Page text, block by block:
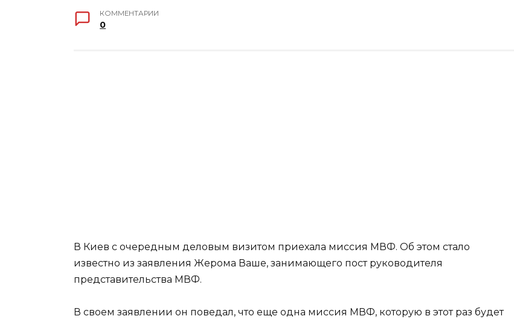
КОММЕНТАРИИ
0
В Киев с очередным деловым визитом приехала миссия МВФ. Об этом стало
известно из заявления Жерома Ваше, занимающего пост руководителя
представительства МВФ.
В своем заявлении он поведал, что еще одна миссия МВФ, которую в этот раз будет